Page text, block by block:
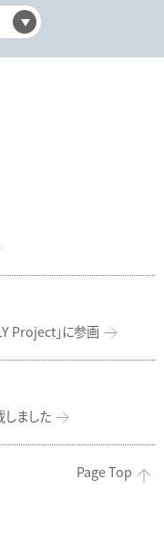
Project」に参画
ました
Page Top